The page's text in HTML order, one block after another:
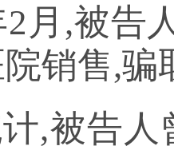
2月,被告
销售,骗
,被告人